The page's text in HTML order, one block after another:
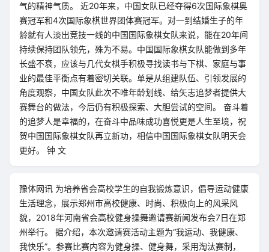
气的精神气质。 近20年来，中国女队已经夺得6次国际象棋奥
赛冠军和4次国际象棋世界团体赛冠军。对一到结婚生子的年
龄就有人淡出竞技一线的中国国际象棋女队来说，能在20年间
持续保持团队领先，殊为不易。中国国际象棋女队能做到多年
长盛不衰，应该与几代女棋手积极寻找读书与下棋、家庭与事
业的最佳平衡点有着密切关联。单是从组建队伍、引领发展的
角度观察，中国女队此次不唯年龄划线、给矢志追梦者提供大
赛舞台的做法，今后仍有积极探索、大胆尝试的空间。 奋斗着
的追梦人是幸福的，在奋斗中品味成功喜悦更是人生至境，祝
贺中国国际象棋女队再立新功，相信中国国际象棋女队明天会
更好。 钟 文
豫体网讯 为培养省会高校学生的自我锻炼意识，倡导运动健康
生活理念，展示郑州市高校健康、时尚、积极向上的风采风
貌，2018年河南省会高校健身操舞邀请赛新闻发布会7日在郑
州举行。 据介绍，本次邀请赛活动主题为“我运动、我健康、
我快乐”。参赛比赛内容为健身操、健身舞，采用淘汰赛制，